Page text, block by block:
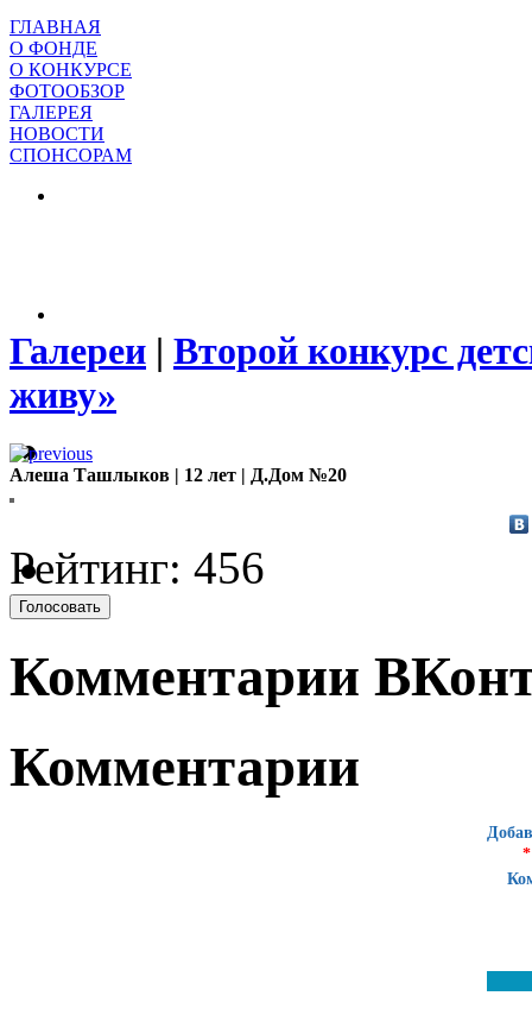
ГЛАВНАЯ
О ФОНДЕ
О КОНКУРСЕ
ФОТООБЗОР
ГАЛЕРЕЯ
НОВОСТИ
СПОНСОРАМ
Галереи | Второй конкурс
живу»
Алеша Ташлыков | 12 лет | Д.Дом №20
Рейтинг: 456
Комментарии
Комментарии
*